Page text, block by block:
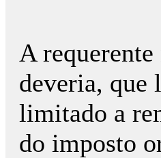
A
deveria, que
limitado a
do imposto